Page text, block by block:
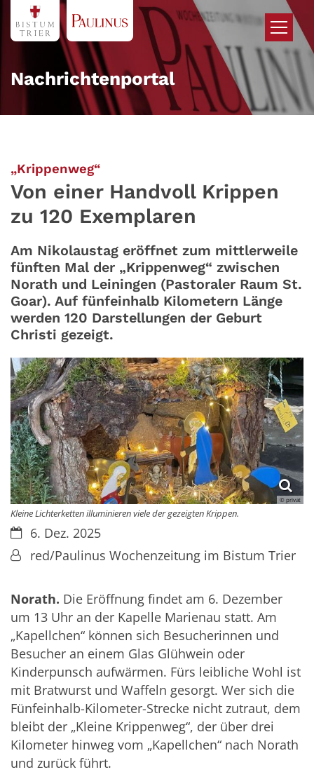
Zum Inhalt springen
Nachrichtenportal
„Krippenweg“:
Von einer Handvoll Krippen
zu 120 Exemplaren
Am Nikolaustag eröffnet zum mittlerweile
fünften Mal der „Krippenweg“ zwischen
Norath und Leiningen (Pastoraler Raum St.
Goar). Auf fünfeinhalb Kilometern Länge
werden 120 Darstellungen der Geburt
Christi gezeigt.
© privat
Kleine Lichterketten illuminieren viele der gezeigten Krippen.
Datum:6. Dez. 2025
Von:red/Paulinus Wochenzeitung im Bistum Trier
Norath. Die Eröffnung findet am 6. Dezember
um 13 Uhr an der Kapelle Marienau statt. Am
„Kapellchen“ können sich Besucherinnen und
Besucher an einem Glas Glühwein oder
Kinderpunsch aufwärmen. Fürs leibliche Wohl ist
mit Bratwurst und Waffeln gesorgt. Wer sich die
Fünfeinhalb-Kilometer-Strecke nicht zutraut, dem
bleibt der „Kleine Krippenweg“, der über drei
Kilometer hinweg vom „Kapellchen“ nach Norath
und zurück führt.